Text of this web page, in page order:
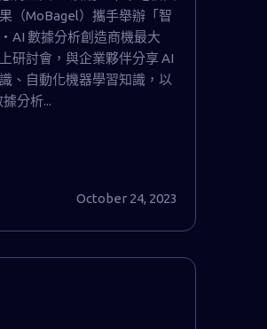
（MoBagel）攜手舉辦「智
數據分析創造商機最大
研討會，與企業夥伴分享 AI
、自動化機器學習知識，以
據分析...
October 24, 2023